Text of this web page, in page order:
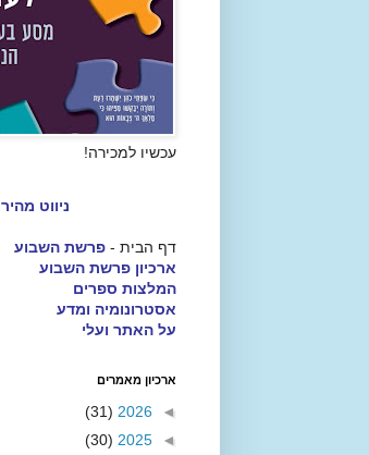
עכשיו למכירה!
ניווט מהיר
דף הבית - פרשת השבוע
ארכיון פרשת השבוע
המלצות ספרים
אסטרונומיה ומדע
על האתר ועלי
ארכיון מאמרים
◄
2026
(31)
◄
2025
(30)